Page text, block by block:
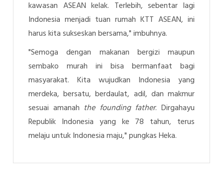
kawasan ASEAN kelak. Terlebih, sebentar lagi
Indonesia menjadi tuan rumah KTT ASEAN, ini
harus kita sukseskan bersama," imbuhnya.
"Semoga dengan makanan bergizi maupun
sembako murah ini bisa bermanfaat bagi
masyarakat. Kita wujudkan Indonesia yang
merdeka, bersatu, berdaulat, adil, dan makmur
sesuai amanah the founding father. Dirgahayu
Republik Indonesia yang ke 78 tahun, terus
melaju untuk Indonesia maju," pungkas Heka.